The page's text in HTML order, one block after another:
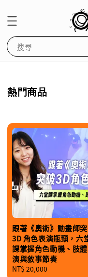
搜尋
熱門商品
跟著《奧術》動畫師
3D 角色表演瓶頸，六
課掌握角色動機、肢
演與敘事節奏
Regular
NT$ 20,000